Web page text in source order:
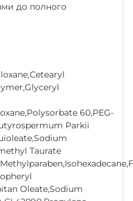
до полного
60,PEG-
Parkii
Taurate
Oleate,Sodium